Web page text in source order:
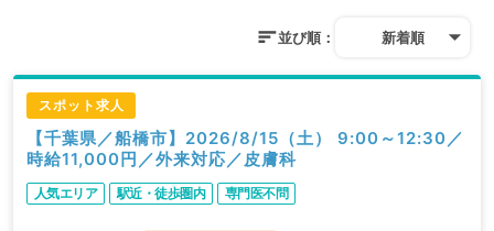
並び順： 新着順
スポット求人
【千葉県／船橋市】2026/8/15（土） 9:00～12:30／
時給11,000円／外来対応／皮膚科
人気エリア 駅近・徒歩圏内 専門医不問